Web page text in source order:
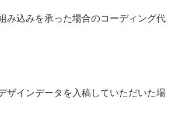
み込みを承った場合のコーディング代
ザインデータを入稿していただいた場